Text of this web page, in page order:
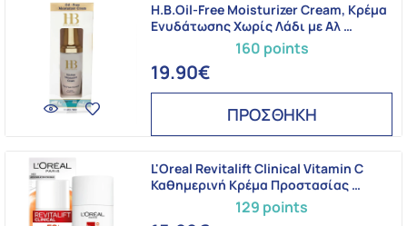
160 points
H.B.Oil-Free Moisturizer Cream, Κρέμα
Ενυδάτωσης Χωρίς Λάδι με Αλ …
19.90€
ΠΡΟΣΘΗΚΗ
129 points
L'Oreal Revitalift Clinical Vitamin C
Καθημερινή Κρέμα Προστασίας …